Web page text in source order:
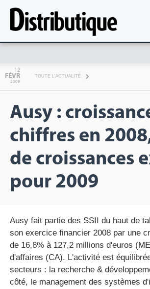
12
FÉVR
2009
TOUTE L'ACTUALITÉ
Ausy :
chiffres en
de croissances
pour 2009
Ausy fait partie des SSII du haut de
son exercice financier 2008 par une
de 16,8% à 127,2 millions d'euros
d'affaires (CA). L'activité est
secteurs : la recherche &
côté, le management des systèmes